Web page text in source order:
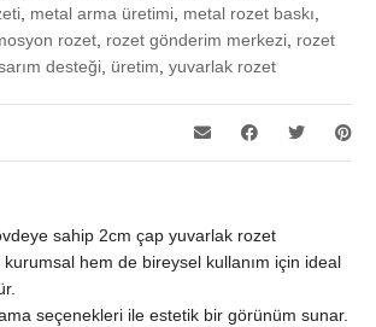
metal arma üretimi metal rozet baskı
rozet rozet gönderim merkezi rozet
desteği üretim yuvarlak rozet
sahip 2cm çap yuvarlak rozet
hem de bireysel kullanım için ideal
seçenekleri ile estetik bir görünüm sunar.